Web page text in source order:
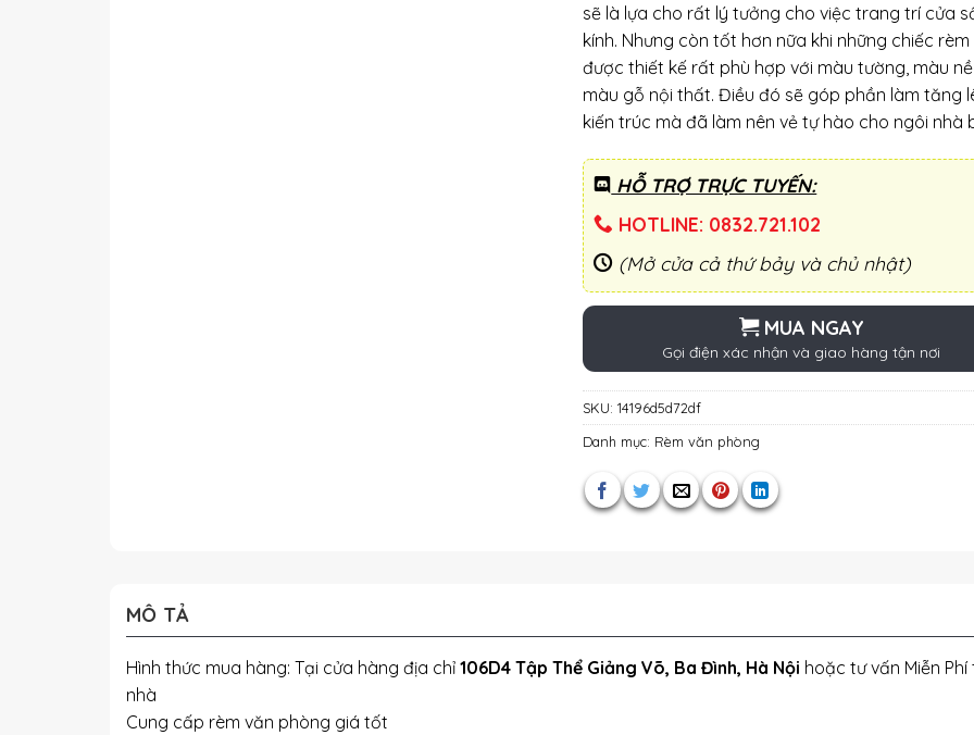
sẽ là lựa cho rất lý tưởng cho việc trang trí cửa
kính. Nhưng còn tốt hơn nữa khi những chiếc
được thiết kế rất phù hợp với màu tường, màu
màu gỗ nội thất. Điều đó sẽ góp phần làm tăng
kiến trúc mà đã làm nên vẻ tự hào cho ngôi nhà
HỖ TRỢ TRỰC TUYẾN:
HOTLINE: 0832.721.102
(Mở cửa cả thứ bảy và chủ nhật)
MUA NGAY
Gọi điện xác nhận và giao hàng tận nơi
SKU:14196d5d72df
Danh mục: Rèm văn phòng
MÔ TẢ
Hình thức mua hàng: Tại cửa hàng địa chỉ 106D4 Tập Thể Giảng Võ, Ba Đình, Hà Nội hoặc tư vấn Miễn Phí
nhà
Cung cấp rèm văn phòng giá tốt